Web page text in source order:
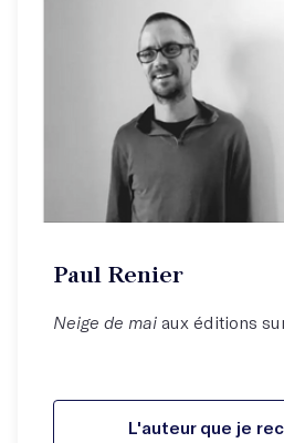
Paul Renier
Neige de mai aux éditions
L'auteur que je